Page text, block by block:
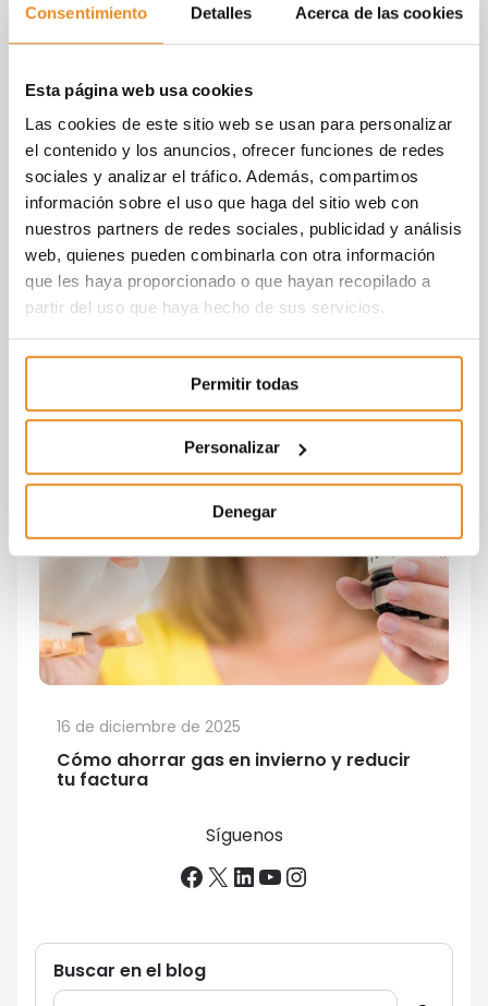
Consentimiento Detalles Acerca de las cookies
Esta página web usa cookies
Las cookies de este sitio web se usan para personalizar
el contenido y los anuncios, ofrecer funciones de redes
sociales y analizar el tráfico. Además, compartimos
información sobre el uso que haga del sitio web con
nuestros partners de redes sociales, publicidad y análisis
web, quienes pueden combinarla con otra información
que les haya proporcionado o que hayan recopilado a
partir del uso que haya hecho de sus servicios.
Permitir todas
Personalizar
Denegar
Cómo ahorrar gas en invierno y reducir
tu factura
16 de diciembre de 2025
Síguenos
Facebook
X LinkedIn
YouTube
Instagram
Buscar en el blog